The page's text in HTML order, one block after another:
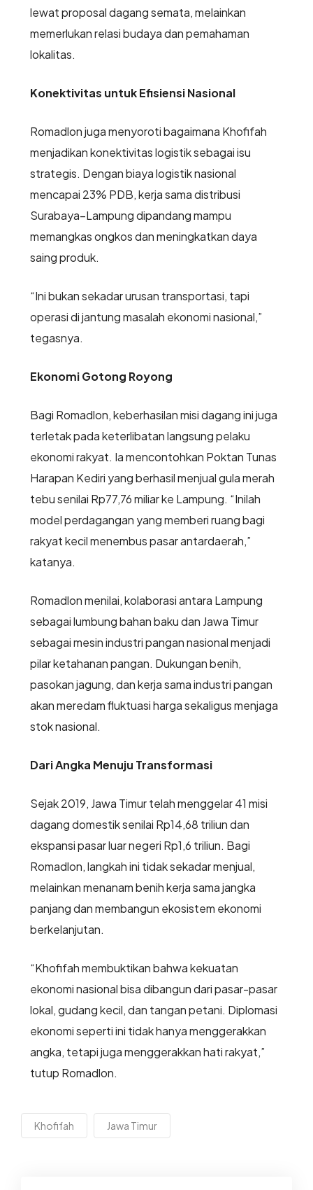
lewat proposal dagang semata, melainkan
memerlukan relasi budaya dan pemahaman
lokalitas.
Konektivitas untuk Efisiensi Nasional
Romadlon juga menyoroti bagaimana Khofifah
menjadikan konektivitas logistik sebagai isu
strategis. Dengan biaya logistik nasional
mencapai 23% PDB, kerja sama distribusi
Surabaya–Lampung dipandang mampu
memangkas ongkos dan meningkatkan daya
saing produk.
“Ini bukan sekadar urusan transportasi, tapi
operasi di jantung masalah ekonomi nasional,”
tegasnya.
Ekonomi Gotong Royong
Bagi Romadlon, keberhasilan misi dagang ini juga
terletak pada keterlibatan langsung pelaku
ekonomi rakyat. Ia mencontohkan Poktan Tunas
Harapan Kediri yang berhasil menjual gula merah
tebu senilai Rp77,76 miliar ke Lampung. “Inilah
model perdagangan yang memberi ruang bagi
rakyat kecil menembus pasar antardaerah,”
katanya.
Romadlon menilai, kolaborasi antara Lampung
sebagai lumbung bahan baku dan Jawa Timur
sebagai mesin industri pangan nasional menjadi
pilar ketahanan pangan. Dukungan benih,
pasokan jagung, dan kerja sama industri pangan
akan meredam fluktuasi harga sekaligus menjaga
stok nasional.
Dari Angka Menuju Transformasi
Sejak 2019, Jawa Timur telah menggelar 41 misi
dagang domestik senilai Rp14,68 triliun dan
ekspansi pasar luar negeri Rp1,6 triliun. Bagi
Romadlon, langkah ini tidak sekadar menjual,
melainkan menanam benih kerja sama jangka
panjang dan membangun ekosistem ekonomi
berkelanjutan.
“Khofifah membuktikan bahwa kekuatan
ekonomi nasional bisa dibangun dari pasar-pasar
lokal, gudang kecil, dan tangan petani. Diplomasi
ekonomi seperti ini tidak hanya menggerakkan
angka, tetapi juga menggerakkan hati rakyat,”
tutup Romadlon.
Khofifah Jawa Timur